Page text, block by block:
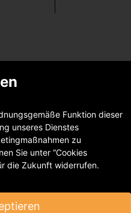
Telefon
030 48483-855
Funktion dieser
unseres Dienstes
zu
Sie unter “Cookies
die Zukunft widerrufen.